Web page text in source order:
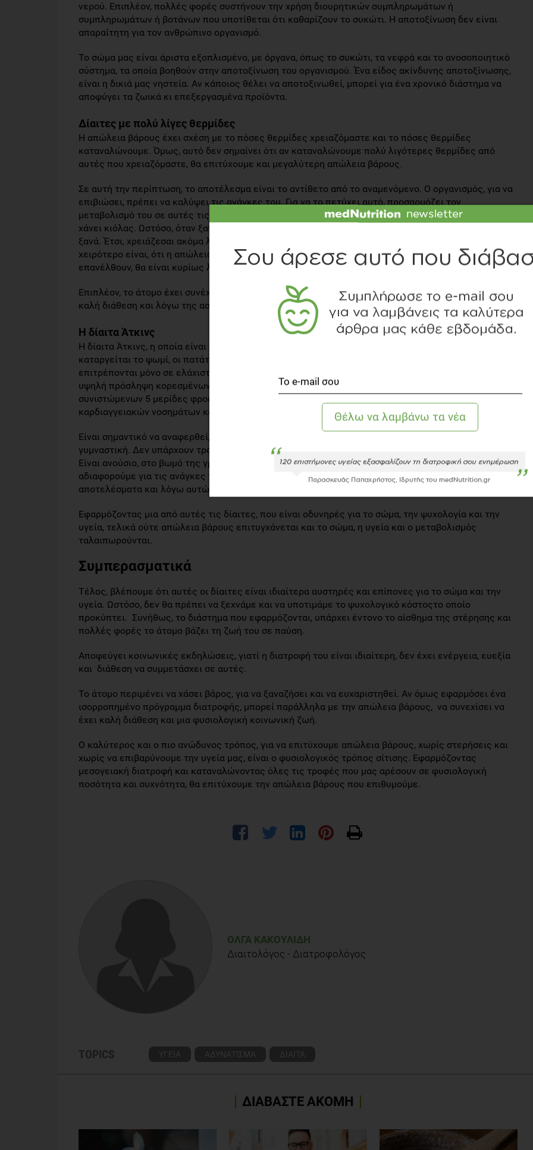
νερού. Επιπλέον, πολλές φορές συστήνουν την χρήση διουρητικών συμπληρωμάτων ή
συμπληρωμάτων ή βοτάνων που υποτίθεται ότι καθαρίζουν το συκώτι. Η αποτοξίνωση δεν είναι
απαραίτητη για τον ανθρώπινο οργανισμό.
Το σώμα μας είναι άριστα εξοπλισμένο, με όργανα, όπως το συκώτι, τα νεφρά και το ανοσοποιητικό
σύστημα, τα οποία βοηθούν στην αποτοξίνωση του οργανισμού. Ένα είδος ακίνδυνης αποτοξίνωσης,
είναι η δικιά μας νηστεία. Αν κάποιος θέλει να αποτοξινωθεί, μπορεί για ένα χρονικό διάστημα να
αποφύγει τα ζωικά κι επεξεργασμένα προϊόντα.
Δίαιτες με πολύ λίγες θερμίδες
Η απώλεια βάρους έχει σχέση με το πόσες θερμίδες χρειαζόμαστε και το πόσες θερμίδες
καταναλώνουμε. Όμως, αυτό δεν σημαίνει ότι αν καταναλώνουμε πολύ λιγότερες θερμίδες από
αυτές που χρειαζόμαστε, θα επιτύχουμε και μεγαλύτερη απώλεια βάρους.
Σε αυτή την περίπτωση, το αποτέλεσμα είναι το αντίθετο από το αναμενόμενο. Ο οργανισμός, για να
επιβιώσει, πρέπει να καλύψει τις ανάγκες του. Για να το πετύχει αυτό, προσαρμόζει τον
μεταβολισμό του σε αυτές τις συνθήκες. Το αποτέλεσμα είναι, το άτομο να μην τρώει, αλλά να μην
χάνει κιόλας. Ωστόσο, όταν ξαναρχίζει να τρώει κανονικά, ο μεταβολισμός του δεν προσαρμόζεται
ξανά. Έτσι, χρειάζεσαι ακόμα λιγότερες θερμίδες από πριν, το γνωστό ως σύνδρομο yo-yo. Το
χειρότερο είναι, ότι η απώλεια βάρους είναι κυρίως υγρά και μυϊκή μάζα, ενώ τα κιλά που θα
επανέλθουν, θα είναι κυρίως λίπος.
Επιπλέον, το άτομο έχει συνέχεια το αίσθημα της στέρησης κι αυτό έχει σαν αποτέλεσμα να μην έχει
καλή διάθεση και λόγω της ασιτίας να μην έχει ούτε και ενέργεια.
Η δίαιτα Άτκινς
Η δίαιτα Άτκινς, η οποία είναι πολύ γνωστή, βασίζεται στην κατανάλωση κρέατος. Στην δίαιτα αυτή
καταργείται το ψωμί, οι πατάτες, τα ζυμαρικά, το ρύζι και τα δημητριακά. Τα φρούτα και τα λαχανικά
επιτρέπονται μόνο σε ελάχιστες ποσότητες. Αυτός ο τρόπος σίτισης, είναι πιθανό να οδηγήσει σε
υψηλή πρόσληψη κορεσμένων λιπαρών. Επίσης, πρακτικά δεν επιτρέπει την κατανάλωση των
συνιστώμενων 5 μερίδες φρούτων και λαχανικών, που βοηθούν στη μείωση της εμφάνισης των
καρδιαγγειακών νοσημάτων και στην προστασία από διάφορους τύπους καρκίνου.
Είναι σημαντικό να αναφερθεί, ότι ο μόνος τρόπος για να επιτευχθεί το «κάψιμο» του λίπους, είναι η
γυμναστική. Δεν υπάρχουν τροφές ή άλλα σκευάσματα, τα οποία να μπορούν να κάψουν το λίπος.
Είναι ανούσιο, στο βωμό της γρήγορης απώλειας βάρους και θέτοντας άπιαστους στόχους, να
αδιαφορούμε για τις ανάγκες τους σώματός μας. Οι δίαιτες αυτές, υπόσχονται ανέφικτα
αποτελέσματα και λόγω αυτών (των υποσχέσεων) υπάρχουν ακόμα.
Εφαρμόζοντας μια από αυτές τις δίαιτες, που είναι οδυνηρές για το σώμα, την ψυχολογία και την
υγεία, τελικά ούτε απώλεια βάρους επιτυγχάνεται και το σώμα, η υγεία και ο μεταβολισμός
ταλαιπωρούνται.
Συμπερασματικά
Τέλος, βλέπουμε ότι αυτές οι δίαιτες είναι ιδιαίτερα αυστηρές και επίπονες για το σώμα και την
υγεία. Ωστόσο, δεν θα πρέπει να ξεχνάμε και να υποτιμάμε το ψυχολογικό κόστοςτο οποίο
προκύπτει. Συνήθως, το διάστημα που εφαρμόζονται, υπάρχει έντονο το αίσθημα της στέρησης και
πολλές φορές το άτομο βάζει τη ζωή του σε παύση.
Αποφεύγει κοινωνικές εκδηλώσεις, γιατί η διατροφή του είναι ιδιαίτερη, δεν έχει ενέργεια, ευεξία
και διάθεση να συμμετάσχει σε αυτές.
Το άτομο περιμένει να χάσει βάρος, για να ξαναζήσει και να ευχαριστηθεί. Αν όμως εφαρμόσει ένα
ισορροπημένο πρόγραμμα διατροφής, μπορεί παράλληλα με την απώλεια βάρους, να συνεχίσει να
έχει καλή διάθεση και μια φυσιολογική κοινωνική ζωή.
Ο καλύτερος και ο πιο ανώδυνος τρόπος, για να επιτύχουμε απώλεια βάρους, χωρίς στερήσεις και
χωρίς να επιβαρύνουμε την υγεία μας, είναι ο φυσιολογικός τρόπος σίτισης. Εφαρμόζοντας
μεσογειακή διατροφή και καταναλώνοντας όλες τις τροφές που μας αρέσουν σε φυσιολογική
ποσότητα και συχνότητα, θα επιτύχουμε την απώλεια βάρους που επιθυμούμε.
ΌΛΓΑ ΚΑΚΟΥΛΊΔΗ
Διαιτολόγος - Διατροφολόγος
TOPICS ΥΓΕΙΑ ΑΔΥΝΑΤΙΣΜΑ ΔΙΑΙΤΑ
ΔΙΑΒΑΣΤΕ ΑΚΟΜΗ